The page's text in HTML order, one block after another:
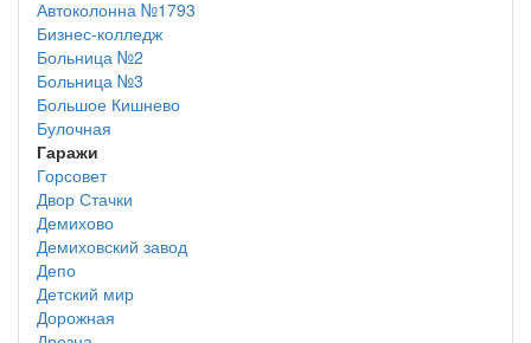
Автоколонна №1793
Бизнес-колледж
Больница №2
Больница №3
Большое Кишнево
Булочная
Гаражи
Горсовет
Двор Стачки
Демихово
Демиховский завод
Депо
Детский мир
Дорожная